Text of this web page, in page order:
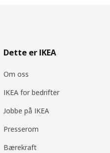
Dette er IKEA
Om oss
IKEA for bedrifter
Jobbe på IKEA
Presserom
Bærekraft